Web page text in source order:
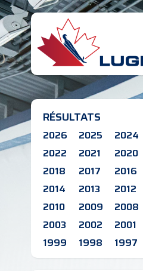
RÉSULTATS
2026 2025 2024
2022
2021 2020
2018
2017 2016
2014
2013 2012
2010
2009 2008
2003
2002 2001
1999
1998 1997